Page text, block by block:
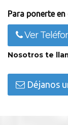
Para ponerte
Ver
Nosotros te
Déjanos